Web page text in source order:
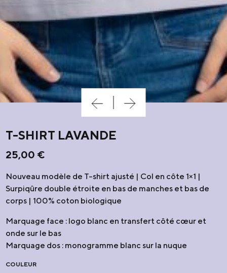
T-SHIRT LAVANDE
25,00 €
Nouveau modèle de T-shirt ajusté | Col en côte 1×1 |
Surpiqûre double étroite en bas de manches et bas de
corps | 100% coton biologique
Marquage face : logo blanc en transfert côté cœur et
onde sur le bas
Marquage dos : monogramme blanc sur la nuque
COULEUR